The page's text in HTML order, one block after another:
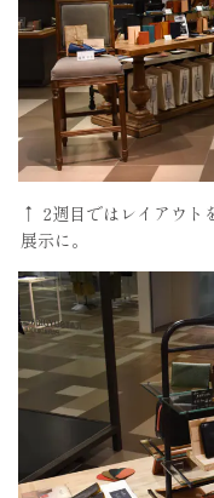
↑ 2週目ではレイアウト
展示に。